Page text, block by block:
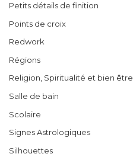
Petits détails de finition
Points de croix
Redwork
Régions
Religion, Spiritualité et bien être
Salle de bain
Scolaire
Signes Astrologiques
Silhouettes